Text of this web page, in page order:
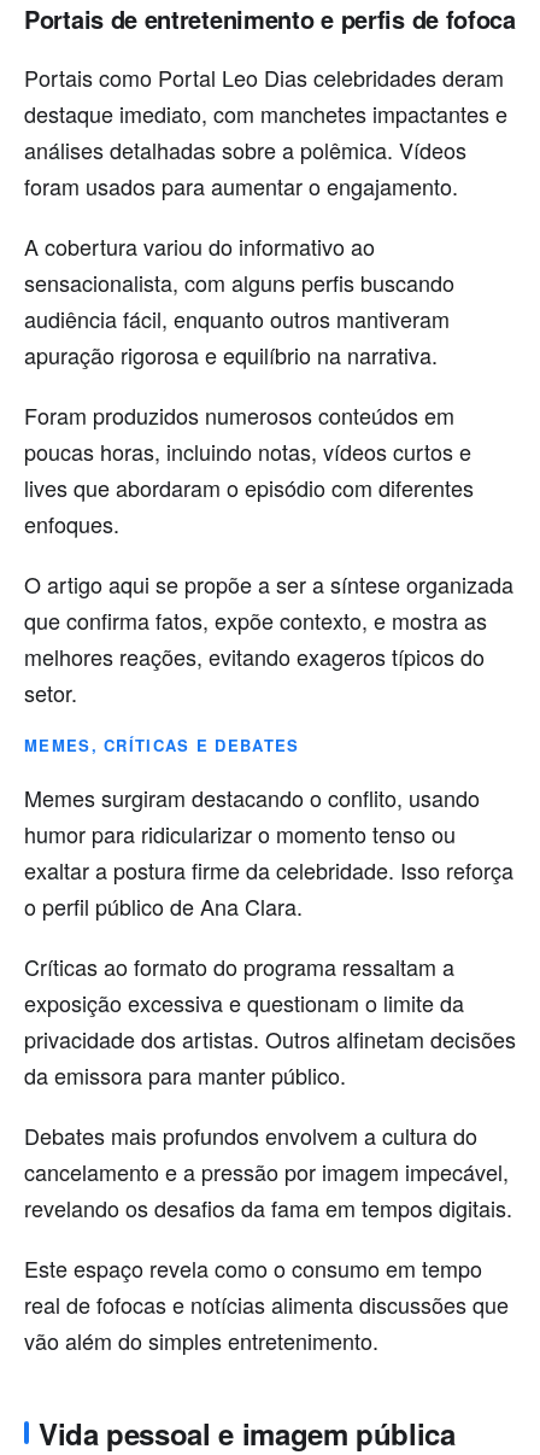
Portais de entretenimento e perfis de fofoca
Portais como Portal Leo Dias celebridades deram
destaque imediato, com manchetes impactantes e
análises detalhadas sobre a polêmica. Vídeos
foram usados para aumentar o engajamento.
A cobertura variou do informativo ao
sensacionalista, com alguns perfis buscando
audiência fácil, enquanto outros mantiveram
apuração rigorosa e equilíbrio na narrativa.
Foram produzidos numerosos conteúdos em
poucas horas, incluindo notas, vídeos curtos e
lives que abordaram o episódio com diferentes
enfoques.
O artigo aqui se propõe a ser a síntese organizada
que confirma fatos, expõe contexto, e mostra as
melhores reações, evitando exageros típicos do
setor.
MEMES, CRÍTICAS E DEBATES
Memes surgiram destacando o conflito, usando
humor para ridicularizar o momento tenso ou
exaltar a postura firme da celebridade. Isso reforça
o perfil público de Ana Clara.
Críticas ao formato do programa ressaltam a
exposição excessiva e questionam o limite da
privacidade dos artistas. Outros alfinetam decisões
da emissora para manter público.
Debates mais profundos envolvem a cultura do
cancelamento e a pressão por imagem impecável,
revelando os desafios da fama em tempos digitais.
Este espaço revela como o consumo em tempo
real de fofocas e notícias alimenta discussões que
vão além do simples entretenimento.
Vida pessoal e imagem pública